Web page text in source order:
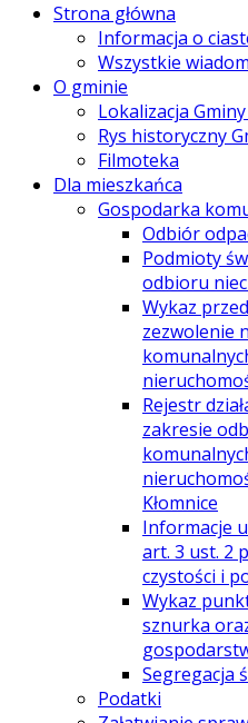
Strona główna
Informacja o
Wszystkie
O gminie
Lokalizacja Gminy
Rys historyczny
Filmoteka
Dla mieszkańca
Gospodarka
Odbiór
Podmioty
odbioru
Wykaz
zezwolenie
Rejestr
zakresie
Kłomnice
Informacje
art. 3 ust. 2
czystości i
Wykaz
sznurka
Segregacja
Podatki